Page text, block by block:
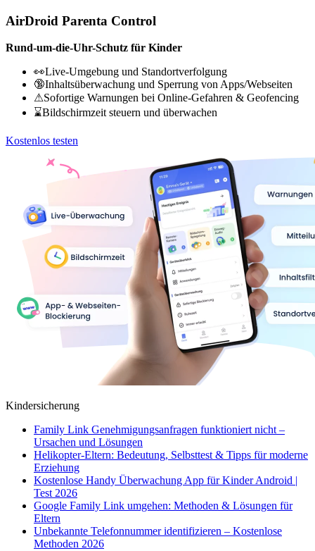
AirDroid Parenta Control
Rund-um-die-Uhr-Schutz für Kinder
👀Live-Umgebung und Standortverfolgung
🔞Inhaltsüberwachung und Sperrung von Apps/Webseiten
⚠Sofortige Warnungen bei Online-Gefahren & Geofencing
⌛Bildschirmzeit steuern und überwachen
Kostenlos testen
Kindersicherung
Family Link Genehmigungsanfragen funktioniert nicht –
Ursachen und Lösungen
Helikopter-Eltern: Bedeutung, Selbsttest & Tipps für moderne
Erziehung
Kostenlose Handy Überwachung App für Kinder Android |
Test 2026
Google Family Link umgehen: Methoden & Lösungen für
Eltern
Unbekannte Telefonnummer identifizieren – Kostenlose
Methoden 2026